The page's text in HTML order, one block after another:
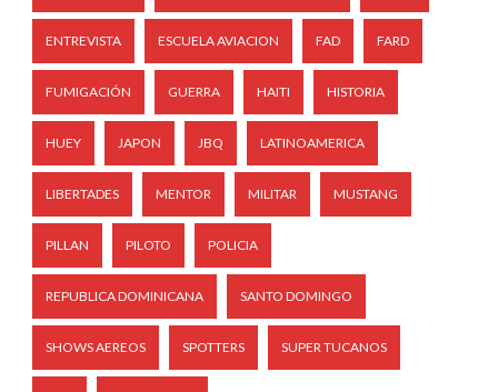
ENTREVISTA ESCUELA AVIACION FAD FARD
FUMIGACIÓN GUERRA HAITI HISTORIA
HUEY JAPON JBQ LATINOAMERICA
LIBERTADES MENTOR MILITAR MUSTANG
PILLAN PILOTO POLICIA
REPUBLICA DOMINICANA SANTO DOMINGO
SHOWS AEREOS SPOTTERS SUPER TUCANOS